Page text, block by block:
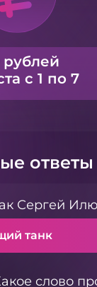
рублей
с 1 по 7
ответы
Сергей
танк
слово